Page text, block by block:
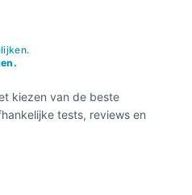
kiezen van de beste
tests, reviews en